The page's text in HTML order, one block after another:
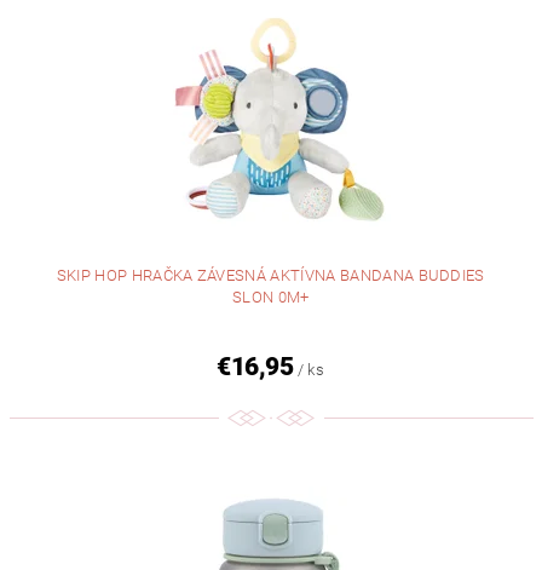
SKIP HOP HRAČKA ZÁVESNÁ AKTÍVNA BANDANA BUDDIES
SLON 0M+
€16,95 / ks